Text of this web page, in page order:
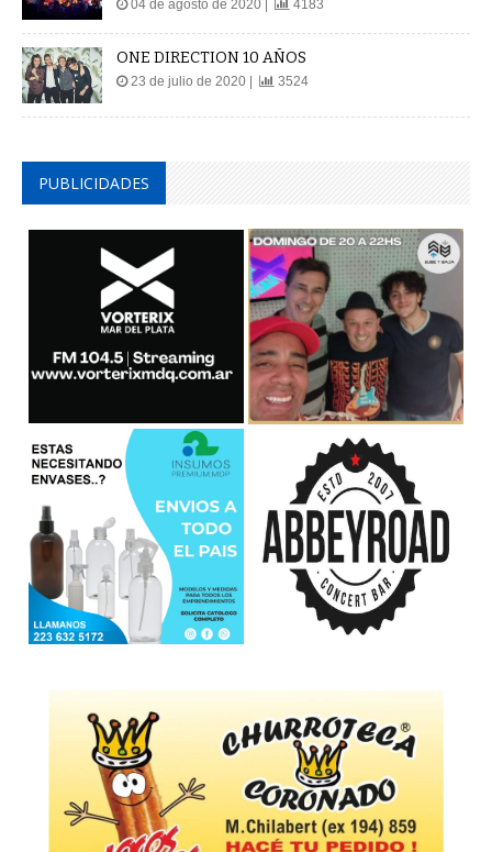
04 de agosto de 2020 | 4183
ONE DIRECTION 10 AÑOS
23 de julio de 2020 | 3524
PUBLICIDADES